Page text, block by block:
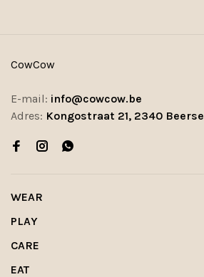
CowCow
E-mail: info@cowcow.be
Adres: Kongostraat 21, 2340 Beerse
WEAR
PLAY
CARE
EAT